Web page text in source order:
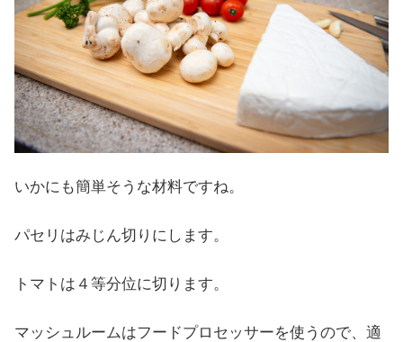
いかにも簡単そうな材料ですね。
パセリはみじん切りにします。
トマトは４等分位に切ります。
マッシュルームはフードプロセッサーを使うので、適